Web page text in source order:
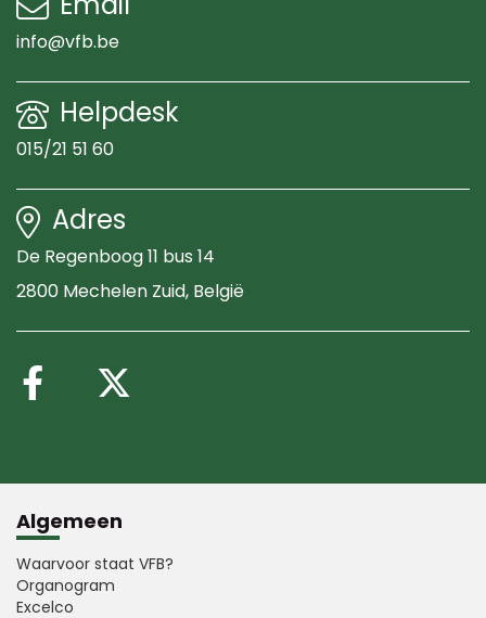
info@vfb.be
Helpdesk
015/21 51 60
Adres
De Regenboog 11 bus 14
2800 Mechelen Zuid, België
Volg ons op Facebook
Algemeen
Waarvoor staat VFB?
Organogram
Excelco